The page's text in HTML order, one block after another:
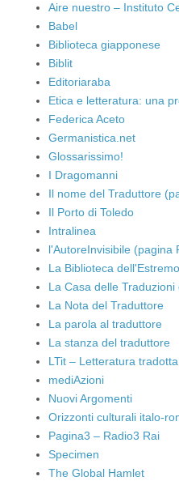
Aire nuestro – Instituto
Babel
Biblioteca giapponese
Biblit
Editoriaraba
Etica e letteratura: una
Federica Aceto
Germanistica.net
Glossarissimo!
I Dragomanni
Il nome del Traduttore
Il Porto di Toledo
Intralinea
l'AutoreInvisibile (pagina
La Biblioteca
La Casa delle Traduzioni
La Nota del Traduttore
La parola al traduttore
La stanza del traduttore
LTit – Letteratura
mediAzioni
Nuovi Argomenti
Orizzonti culturali italo-
Pagina3 – Radio3 Rai
Specimen
The Global Hamlet